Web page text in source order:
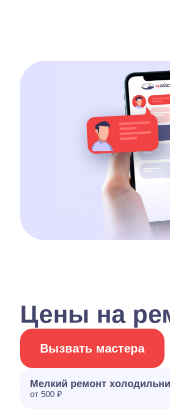
Цены на
Вызвать мастера
Мелкий ремонт
от 500 ₽